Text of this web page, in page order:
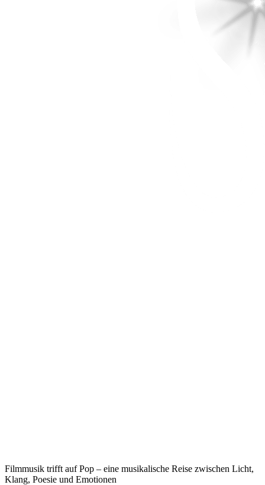
Filmmusik trifft auf Pop – eine musikalische Reise zwischen Licht,
Klang, Poesie und Emotionen